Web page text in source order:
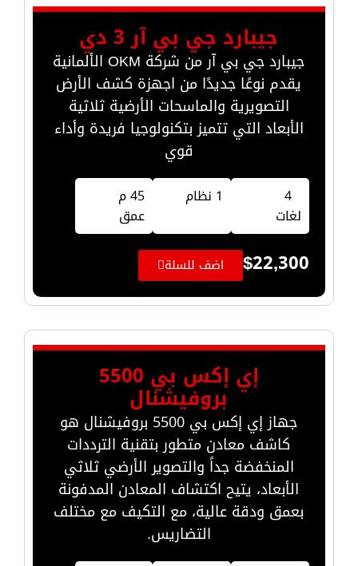
جيبارد جي بي آر 3 دي
جيبارد جي بي آر من شركة OKM الألمانية
يقدم نوعًا جديدًا من اجهزة كشف الأرض
التصويرية والماسحات الأرضية ثلاثية
الأبعاد التي تتميز بتكنولوجيا فريدة وأداء
قوي
4
لغات
1 نظام
45 م
عمق
$22,300 اضف للسلة
إي إكس بي 5500
بروفيشنال
جهاز إي إكس بي 5500 بروفيشنال هو
كاشف معادن متطور بتقنية الترددات
المنخفضة جداً والتصوير الأرضي ثلاثي
الأبعاد، يتيح اكتشاف المعادن المدفونة
بعمق ودقة عالية، مع التكيف مع مختلف
التضاريس.